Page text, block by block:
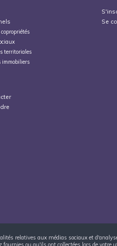
territoriales
immobiliers
Se
relatives aux médias sociaux et
ou qu'ils ont collectées lors de votre